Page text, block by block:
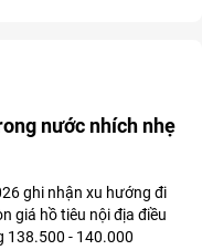
nước nhích nhẹ
ghi nhận xu hướng đi
giá hồ tiêu nội địa điều
138.500 - 140.000